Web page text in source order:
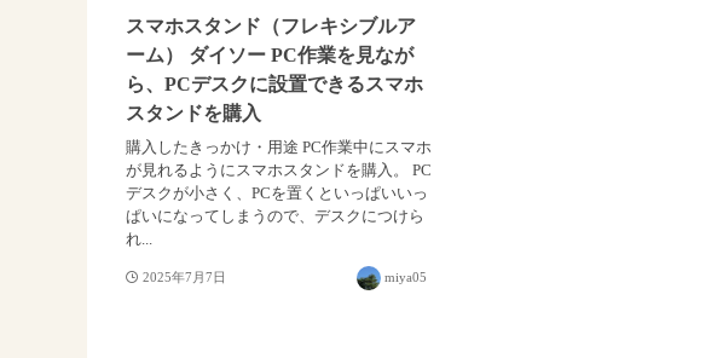
スマホスタンド（フレキシブルア
ーム） ダイソー PC作業を見なが
ら、PCデスクに設置できるスマホ
スタンドを購入
購入したきっかけ・用途 PC作業中にスマホ
が見れるようにスマホスタンドを購入。 PC
デスクが小さく、PCを置くといっぱいいっ
ぱいになってしまうので、デスクにつけら
れ...
2025年7月7日 miya05